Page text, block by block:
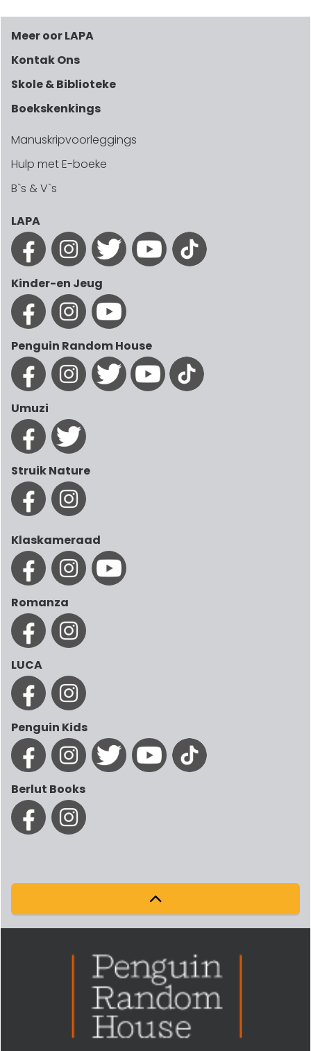
Meer oor LAPA
Kontak Ons
Skole & Biblioteke
Boekskenkings
Manuskripvoorleggings
Hulp met E-boeke
B`s & V`s
LAPA
Kinder-en Jeug
Penguin Random House
Umuzi
Struik Nature
Klaskameraad
Romanza
LUCA
Penguin Kids
Berlut Books